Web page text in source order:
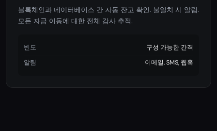
블록체인과 데이터베이스 간 자동 잔고 확인. 불일치 시 알림.
모든 자금 이동에 대한 전체 감사 추적.
빈도
구성 가능한 간격
알림
이메일, SMS, 웹훅